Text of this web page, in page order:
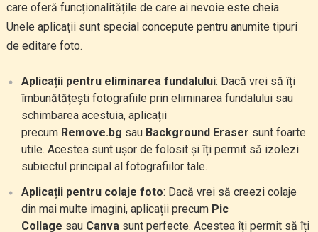
care oferă funcționalitățile de care ai nevoie este cheia.
Unele aplicații sunt special concepute pentru anumite tipuri
de editare foto.
Aplicații pentru eliminarea fundalului: Dacă vrei să îți
îmbunătățești fotografiile prin eliminarea fundalului sau
schimbarea acestuia, aplicații
precum Remove.bg sau Background Eraser sunt foarte
utile. Acestea sunt ușor de folosit și îți permit să izolezi
subiectul principal al fotografiilor tale.
Aplicații pentru colaje foto: Dacă vrei să creezi colaje
din mai multe imagini, aplicații precum Pic
Collage sau Canvasunt perfecte. Acestea îți permit să îți